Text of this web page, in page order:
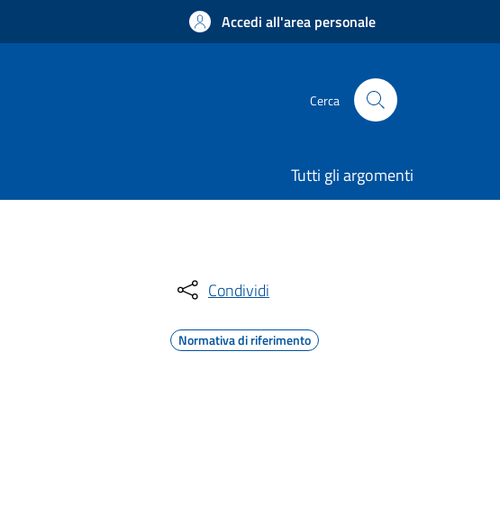
Accedi all'area personale
Cerca
Tutti gli argomenti
Condividi
Normativa di riferimento